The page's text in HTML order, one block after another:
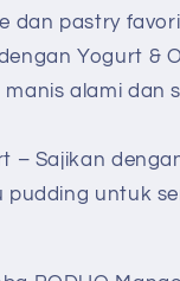
dan pastry
Yogurt &
manis alami dan
– Sajikan
pudding untuk